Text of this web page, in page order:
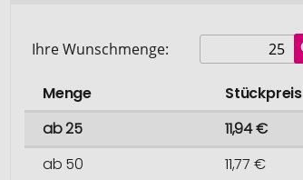
Ihre Wunschmenge:
Menge
ab 25
11,94 €
ab 50
11,77 €